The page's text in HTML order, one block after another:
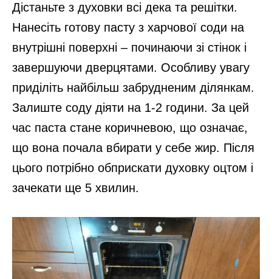
Дістаньте з духовки всі дека та решітки.
Нанесіть готову пасту з харчової соди на
внутрішні поверхні – починаючи зі стінок і
завершуючи дверцятами. Особливу увагу
приділіть найбільш забрудненим ділянкам.
Залиште соду діяти на 1-2 години. За цей
час паста стане коричневою, що означає,
що вона почала вбирати у себе жир. Після
цього потрібно обприскати духовку оцтом і
зачекати ще 5 хвилин.